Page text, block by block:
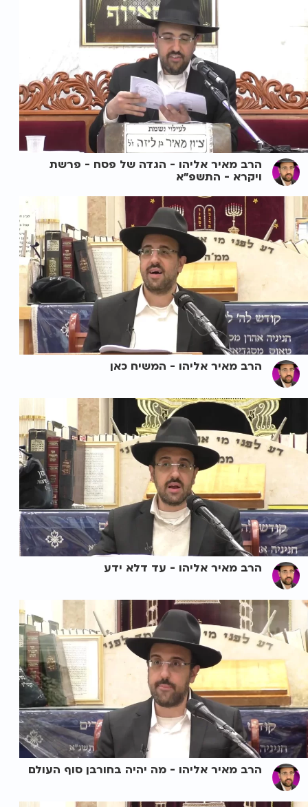
הרב מאיר אליהו - הגדה של פסח - פרשת
ויקרא - התשפ"א
הרב מאיר אליהו - המשיח כאן
הרב מאיר אליהו - עד דלא ידע
הרב מאיר אליהו - מה יהיה בחורבן סוף העולם